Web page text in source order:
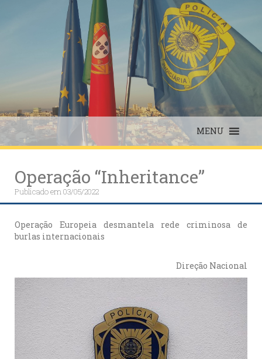
MENU
Operação “Inheritance”
Publicado em03/05/2022
Operação Europeia desmantela rede criminosa de
burlas internacionais
Direção Nacional